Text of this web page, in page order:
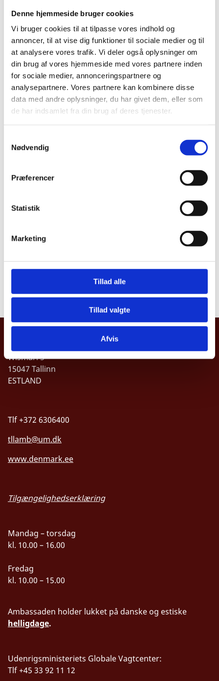
Denne hjemmeside bruger cookies
Vi bruger cookies til at tilpasse vores indhold og
annoncer, til at vise dig funktioner til sociale medier og til
at analysere vores trafik. Vi deler også oplysninger om
din brug af vores hjemmeside med vores partnere inden
for sociale medier, annonceringspartnere og
analysepartnere. Vores partnere kan kombinere disse
data med andre oplysninger, du har givet dem, eller som
de har indsamlet fra din brug af deres tjenester.
Nødvendig
Præferencer
Statistik
Marketing
Tillad alle
Tillad valgte
Afvis
det grønne forsikringsbevis
kørekort
De estiske myndigheder accepterer ikke fotokopi af
registreringsattester. Glemmer man således de
originale dokumenter, kan man risikere problemer i
f.eks. en politikontrol.
Om kørsel i Estland generelt kan ambassaden
overholder fartgrænser og undgår at køre under
nogen form for påvirkning af alkohol og lignende.
værdigenstande synligt i bilen.
ambassade i København og/eller i det estiske
Estlands Ambassade i Danmark
Estlands Udenrigsministerium
Danmarks Ambassade, Estland
Wismari 5
15047 Tallinn
ESTLAND
Tlf +372 6306400
tllamb@um.dk
www.denmark.ee
Tilgængelighedserklæring
Mandag – torsdag
kl. 10.00 – 16.00
Fredag
kl. 10.00 – 15.00
Ambassaden holder lukket på danske og estiske
helligdage.
Udenrigsministeriets Globale Vagtcenter:
Tlf +45 33 92 11 12